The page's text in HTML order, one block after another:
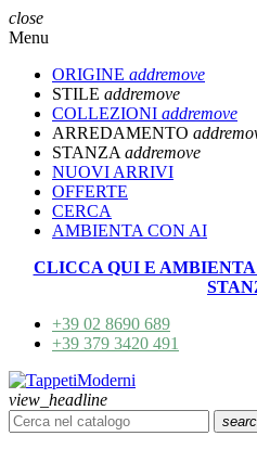
close
Menu
ORIGINE addremove
STILE addremove
COLLEZIONI addremove
ARREDAMENTO add
STANZA addremove
NUOVI ARRIVI
OFFERTE
CERCA
AMBIENTA CON AI
CLICCA QUI E
+39 02 8690 689
+39 379 3420 491
view_headline